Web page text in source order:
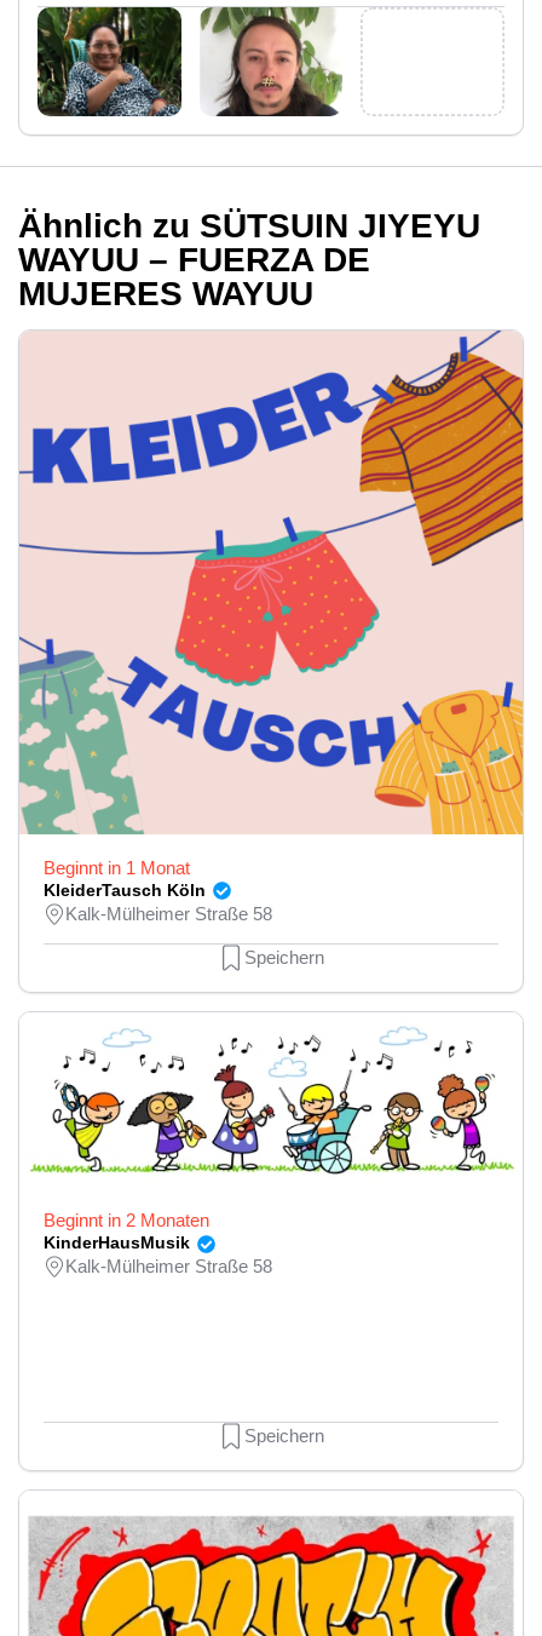
Ähnlich zu SÜTSUIN JIYEYU
WAYUU – FUERZA DE
MUJERES WAYUU
Beginnt in 1 Monat
KleiderTausch Köln
Kalk-Mülheimer Straße 58
Speichern
Beginnt in 2 Monaten
KinderHausMusik
Kalk-Mülheimer Straße 58
Speichern